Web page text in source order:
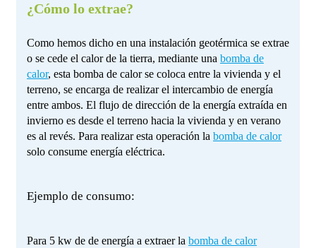
¿Cómo lo extrae?
Como hemos dicho en una instalación geotérmica se extrae
o se cede el calor de la tierra, mediante una bomba de
calor, esta bomba de calor se coloca entre la vivienda y el
terreno, se encarga de realizar el intercambio de energía
entre ambos. El flujo de dirección de la energía extraída en
invierno es desde el terreno hacia la vivienda y en verano
es al revés. Para realizar esta operación la bomba de calor
solo consume energía eléctrica.
Ejemplo de consumo:
Para 5 kw de de energía a extraer la bomba de calor